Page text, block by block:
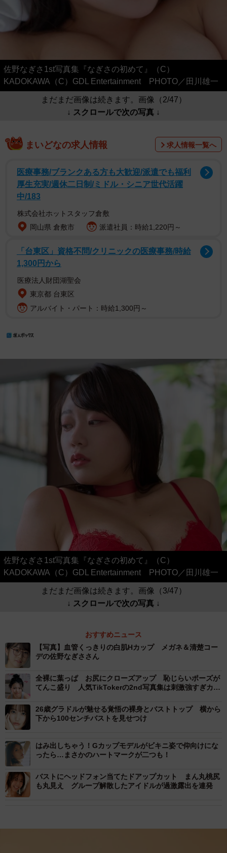
佐野なぎさ1st写真集『なぎさの初めて』（C）
KADOKAWA（C）GDL Entertainment PHOTO／田川雄一
まだまだ画像は続きます。画像（2/47）
↓ スクロールで次の写真 ↓
まいどなの求人情報 求人情報一覧へ
医療事務/ブランクある方も大歓迎/派遣でも福利
厚生充実/週休二日制/ミドル・シニア世代活躍
中/183
株式会社ホットスタッフ倉敷
岡山県 倉敷市
派遣社員：時給1,220円～
「台東区」資格不問/クリニックの医療事務/時給
1,300円から
医療法人財団湖聖会
東京都 台東区
アルバイト・パート：時給1,300円～
佐野なぎさ1st写真集『なぎさの初めて』（C）
KADOKAWA（C）GDL Entertainment PHOTO／田川雄一
まだまだ画像は続きます。画像（3/47）
↓ スクロールで次の写真 ↓
おすすめニュース
【写真】血管くっきりの白肌Hカップ メガネ＆清楚コー
デの佐野なぎささん
全裸に葉っぱ お尻にクローズアップ 恥じらいポーズが
てんこ盛り 人気TikTokerの2nd写真集は刺激強すぎカッ
26歳グラドルが魅せる覚悟の裸身とバストトップ 横から
下から100センチバストを見せつけ
はみ出しちゃう！Gカップモデルがビキニ姿で仰向けにな
ったら…まさかのハートマークが二つも！
バストにヘッドフォン当てたドアップカット まん丸桃尻
も丸見え グループ解散したアイドルが過激露出を連発